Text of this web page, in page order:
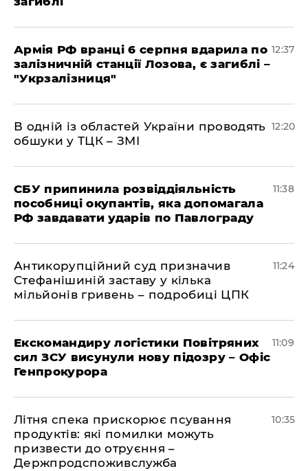
Армія РФ вранці 6 серпня вдарила по
залізничній станції Лозова, є загиблі –
"Укрзалізниця"
12:37
В одній із областей України проводять
обшуки у ТЦК – ЗМІ
12:20
СБУ припинила розвіддіяльність
пособниці окупантів, яка допомагала
РФ завдавати ударів по Павлограду
11:38
Антикорупційний суд призначив
Стефанішиній заставу у кілька
мільйонів гривень – подробиці ЦПК
11:24
Екскомандиру логістики Повітряних
сил ЗСУ висунули нову підозру – Офіс
Генпрокурора
11:09
Літня спека прискорює псування
продуктів: які помилки можуть
призвести до отруєння –
Держпродспоживслужба
10:35